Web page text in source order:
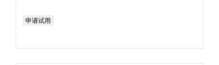
申请试用